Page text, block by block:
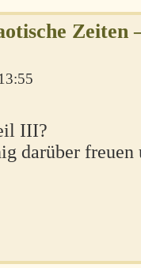
Zeiten
III?
darüber freuen